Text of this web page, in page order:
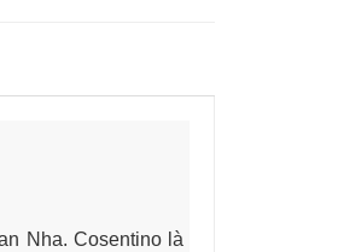
Nha. Cosentino là